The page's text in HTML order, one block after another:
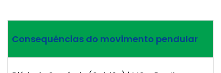
Consequências do movimento pendular